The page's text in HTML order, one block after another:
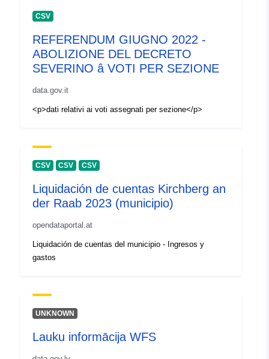
Tipo: Polygon
Identificadores:
b78afe1d-ab6f-4688-ba81-
uriRef:
http://data.europa.eu/88u/dataset/
CSV
REFERENDUM GIUGNO 2022 -
ABOLIZIONE DEL DECRETO
SEVERINO â VOTI PER SEZIONE
data.gov.it
<p>dati relativi ai voti assegnati per sezione</p>
CSV CSV CSV
Liquidación de cuentas Kirchberg an
der Raab 2023 (municipio)
opendataportal.at
Liquidación de cuentas del municipio - Ingresos y
gastos
UNKNOWN
Lauku informācija WFS